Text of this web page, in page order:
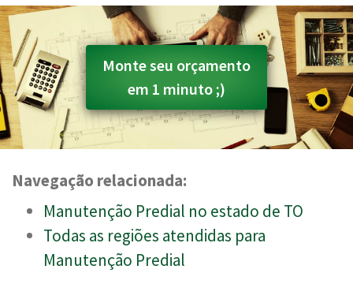
Monte seu orçamento
em 1 minuto ;)
Navegação relacionada:
Manutenção Predial no estado de TO
Todas as regiões atendidas para
Manutenção Predial